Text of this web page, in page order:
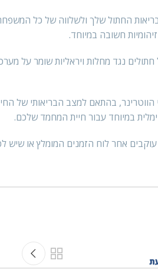
החתול שלך ולשלווה של כל
חשובה במיוחד.
נגד מחלות ויראליות שומר על
הווטרינר, בהתאם למצב הבריאותי של
במיוחד עבור חיית המחמד שלכם.
אחר לוח הזמנים המומלץ או שיש